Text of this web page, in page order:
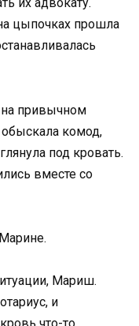
их адвокату.
цыпочках прошла
привычном
обыскала комод,
под кровать.
вместе со
Мариш.
и